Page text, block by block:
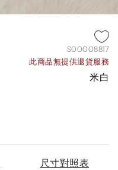
S00008817
此商品無提供退貨服務
米白
尺寸對照表